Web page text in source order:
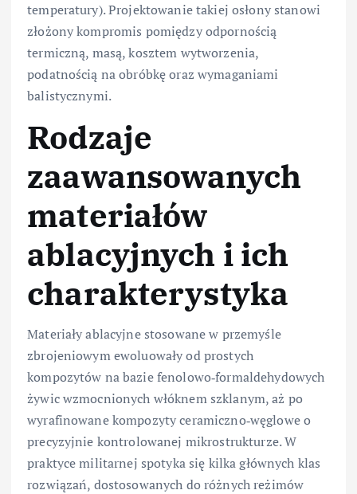
temperatury). Projektowanie takiej osłony stanowi
złożony kompromis pomiędzy odpornością
termiczną, masą, kosztem wytworzenia,
podatnością na obróbkę oraz wymaganiami
balistycznymi.
Rodzaje
zaawansowanych
materiałów
ablacyjnych i ich
charakterystyka
Materiały ablacyjne stosowane w przemyśle
zbrojeniowym ewoluowały od prostych
kompozytów na bazie fenolowo‑formaldehydowych
żywic wzmocnionych włóknem szklanym, aż po
wyrafinowane kompozyty ceramiczno‑węglowe o
precyzyjnie kontrolowanej mikrostrukturze. W
praktyce militarnej spotyka się kilka głównych klas
rozwiązań, dostosowanych do różnych reżimów